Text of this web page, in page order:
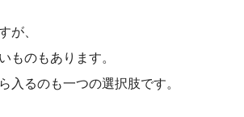
が、
ものもあります。
入るのも一つの選択肢です。